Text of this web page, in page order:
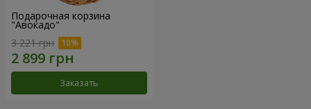
Подарочная корзина
"Авокадо"
3 221 грн
Заказать